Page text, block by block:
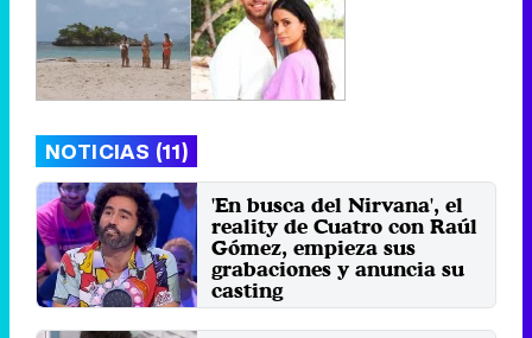
NOTICIAS (11)
'En busca del Nirvana', el
reality de Cuatro con Raúl
Gómez, empieza sus
grabaciones y anuncia su
casting
Lunes 20 Marzo 2023 15:01